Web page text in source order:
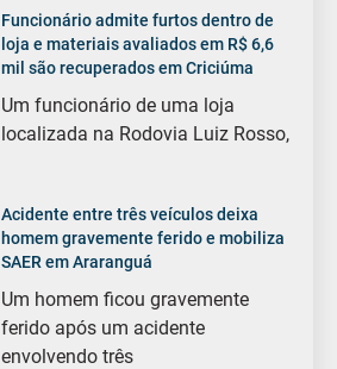
Funcionário admite furtos dentro de
loja e materiais avaliados em R$ 6,6
mil são recuperados em Criciúma
Um funcionário de uma loja
localizada na Rodovia Luiz Rosso,
Acidente entre três veículos deixa
homem gravemente ferido e mobiliza
SAER em Araranguá
Um homem ficou gravemente
ferido após um acidente
envolvendo três